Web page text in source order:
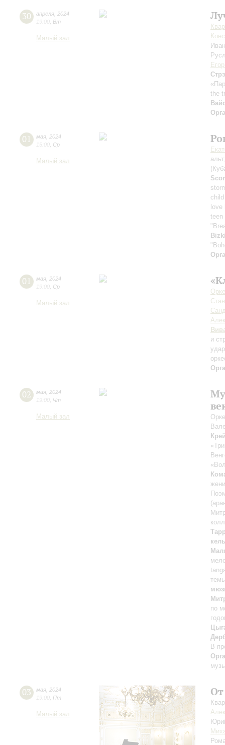
30 апреля 2024
19:00 Вт
Малый зал
the
01 мая 2024
15:00 Ср
Малый зал
01 мая 2024
19:00 Ср
Малый зал
и
02 мая 2024
19:00 Чт
Малый зал
по
В
03 мая 2024
19:00 Пт
Малый зал